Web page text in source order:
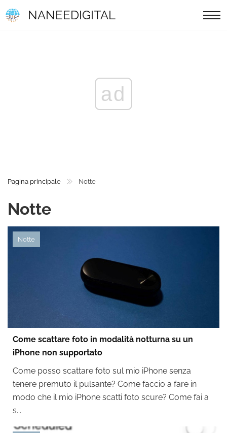
NANEEDIGITAL
ad
Pagina principale Notte
Notte
Notte
Come scattare foto in modalità notturna su un
iPhone non supportato
Come posso scattare foto sul mio iPhone senza
tenere premuto il pulsante? Come faccio a fare in
modo che il mio iPhone scatti foto scure? Come fai a
s...